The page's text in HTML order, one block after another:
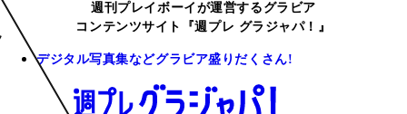
週刊プレイボーイが運営するグラビア
コンテンツサイト『週プレ グラジャパ！』
デジタル写真集などグラビア盛りだくさん!